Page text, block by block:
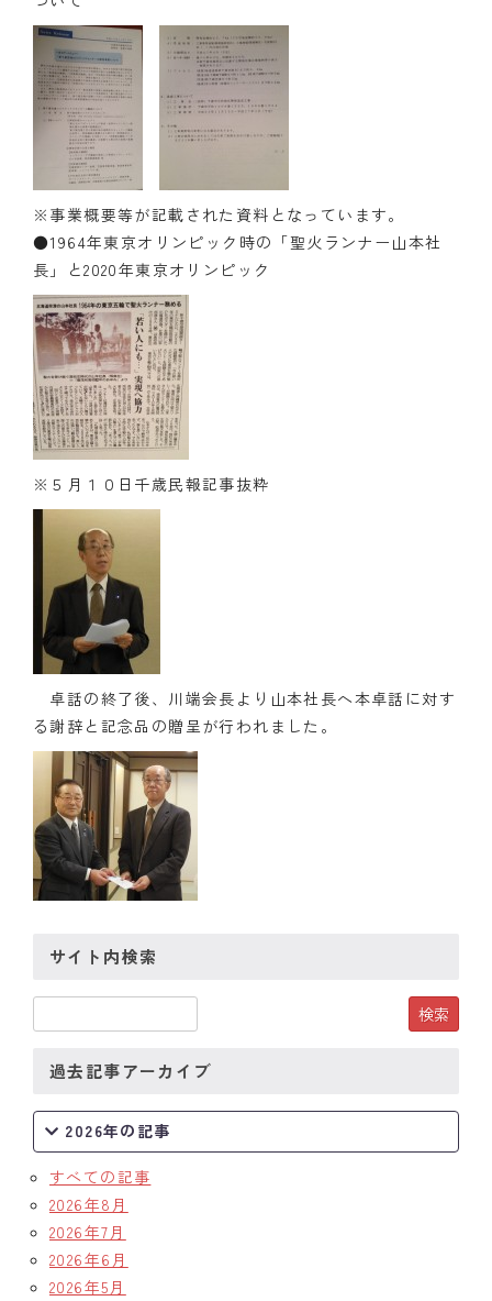
※事業概要等が記載された資料となっています。
●1964年東京オリンピック時の「聖火ランナー山本社
長」と2020年東京オリンピック
※５月１０日千歳民報記事抜粋
卓話の終了後、川端会長より山本社長へ本卓話に対す
る謝辞と記念品の贈呈が行われました。
サイト内検索
過去記事アーカイブ
2026年の記事
すべての記事
2026年8月
2026年7月
2026年6月
2026年5月